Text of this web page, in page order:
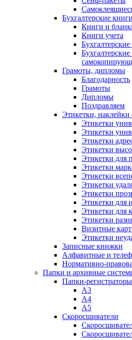
Бухгалтерские
Книги и
Книги учета
Грамоты, дипломы
Благодарность
Грамоты
Дипломы
Поздравляем
Этикетки, наклейки
Этикетки
Этикетки
Этикетки
Этикетки
Этикетки для
Этикетки
Этикетки
Этикетки
Этикетки
Этикетки для
Этикетки для
Этикетки
Визитные
Этикетки
Записные книжки
Алфавитные и
Нормативно-
Папки и архивные
Папки-регистраторы
А3
А4
А5
Скоросшиватели